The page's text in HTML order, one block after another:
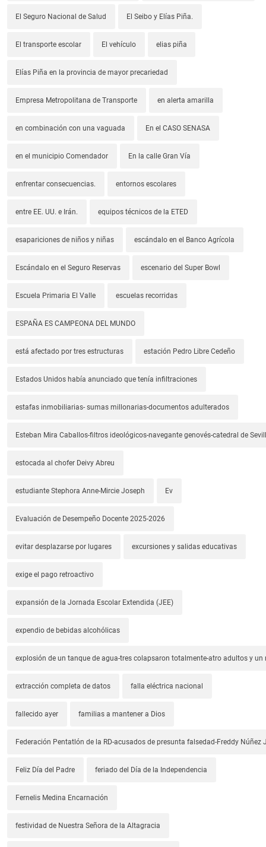
El Seguro Nacional de Salud El Seibo y Elías Piña.
El transporte escolar El vehículo elias piña
Elías Piña en la provincia de mayor precariedad
Empresa Metropolitana de Transporte en alerta amarilla
en combinación con una vaguada En el CASO SENASA
en el municipio Comendador En la calle Gran Vía
enfrentar consecuencias. entornos escolares
entre EE. UU. e Irán. equipos técnicos de la ETED
esapariciones de niños y niñas escándalo en el Banco Agrícola
Escándalo en el Seguro Reservas escenario del Super Bowl
Escuela Primaria El Valle escuelas recorridas
ESPAÑA ES CAMPEONA DEL MUNDO
está afectado por tres estructuras estación Pedro Libre Cedeño
Estados Unidos había anunciado que tenía infiltraciones
estafas inmobiliarias- sumas millonarias-documentos adulterados
Esteban Mira Caballos-filtros ideológicos-navegante genovés-catedral de
estocada al chofer Deivy Abreu
estudiante Stephora Anne-Mircie Joseph Ev
Evaluación de Desempeño Docente 2025-2026
evitar desplazarse por lugares excursiones y salidas educativas
exige el pago retroactivo
expansión de la Jornada Escolar Extendida (JEE)
expendio de bebidas alcohólicas
explosión de un tanque de agua-tres colapsaron totalmente-atro adultos y un
extracción completa de datos falla eléctrica nacional
fallecido ayer familias a mantener a Dios
Federación Pentatlón de la RD-acusados de presunta falsedad-Freddy Núñez
Feliz Día del Padre feriado del Día de la Independencia
Fernelis Medina Encarnación
festividad de Nuestra Señora de la Altagracia